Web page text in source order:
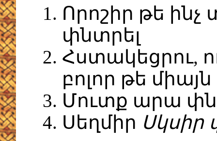
Որոշիր թե ինչ
փնտրել
Հստակեցրու,
բոլոր թե
Մուտք արա
Սեղմիր Սկսիր